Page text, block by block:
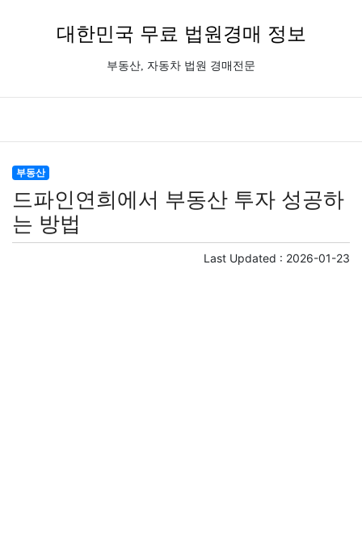
대한민국 무료 법원경매 정보
부동산, 자동차 법원 경매전문
부동산
드파인연희에서 부동산 투자 성공하
는 방법
Last Updated : 2026-01-23